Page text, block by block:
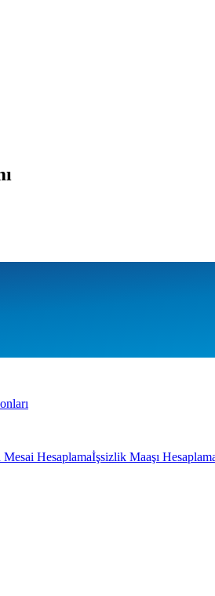
Mesai Hesaplamaİşsizlik Maaşı